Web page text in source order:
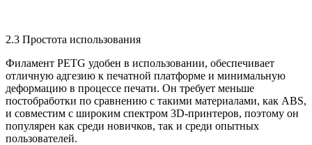
2.3 Простота использования
Филамент PETG удобен в использовании, обеспечивает
отличную адгезию к печатной платформе и минимальную
деформацию в процессе печати. ​​Он требует меньше
постобработки по сравнению с такими материалами, как ABS,
и совместим с широким спектром 3D-принтеров, поэтому он
популярен как среди новичков, так и среди опытных
пользователей.